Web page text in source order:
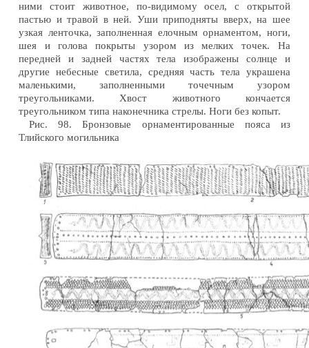
ними стоит животное, по-видимому осел, с открытой
пастью и травой в ней. Уши приподняты вверх, на шее
узкая ленточка, заполненная елочным орнаментом, ноги,
шея и голова покрыты узором из мелких точек. На
передней и задней частях тела изображены солнце и
другие небесные светила, средняя часть тела украшена
маленькими, заполненными точечным узором
треугольниками. Хвост животного кончается
треугольником типа наконечника стрелы. Ноги без копыт.
Рис. 98. Бронзовые орнаментированные пояса из
Тлийского могильника